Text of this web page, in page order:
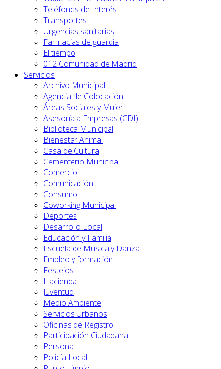
Teléfonos de Interés
Transportes
Urgencias sanitarias
Farmacias de guardia
El tiempo
012 Comunidad de Madrid
Servicios
Archivo Municipal
Agencia de Colocación
Áreas Sociales y Mujer
Asesoría a Empresas (CDI)
Biblioteca Municipal
Bienestar Animal
Casa de Cultura
Cementerio Municipal
Comercio
Comunicación
Consumo
Coworking Municipal
Deportes
Desarrollo Local
Educación y Familia
Escuela de Música y Danza
Empleo y formación
Festejos
Hacienda
Juventud
Medio Ambiente
Servicios Urbanos
Oficinas de Registro
Participación Ciudadana
Personal
Policía Local